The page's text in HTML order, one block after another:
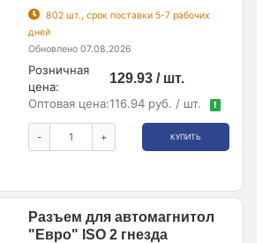
802 шт., срок поставки 5-7 рабочих
дней
Обновлено 07.08.2026
Розничная
цена:
129.93 / шт.
Оптовая цена:116.94 руб. / шт. !
- + КУПИТЬ
Разъем для автомагнитол
"Евро" ISO 2 гнезда